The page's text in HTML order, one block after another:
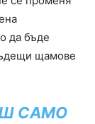
да бъде
щамове
САМО